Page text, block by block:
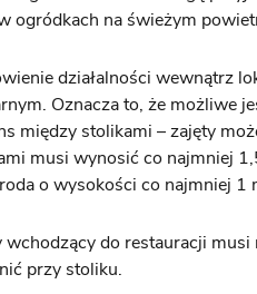
ogródkach na świeżym
działalności wewnątrz
Oznacza to, że możliwe
między stolikami – zajęty
musi wynosić co najmniej
o wysokości co najmniej 1
wchodzący do restauracji
przy stoliku.